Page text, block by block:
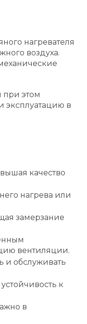
нагревателя
воздуха.
при этом
эксплуатацию в
качество
нагрева или
замерзание
вентиляции.
и обслуживать
к
в